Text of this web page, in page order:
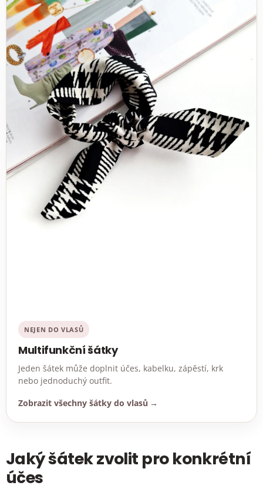
NEJEN DO VLASŮ
Multifunkční šátky
Jeden šátek může doplnit účes, kabelku, zápěstí, krk
nebo jednoduchý outfit.
Zobrazit všechny šátky do vlasů
Jaký šátek zvolit pro konkrétní
účes